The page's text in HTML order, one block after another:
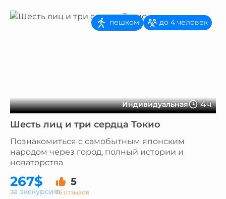
Индивидуальная 4ч
пешком до 4 человек
Шесть лиц и три сердца Токио
Познакомиться с самобытным японским
народом через город, полный истории и
новаторства
267$ 5
76 отзывов
за экскурсию